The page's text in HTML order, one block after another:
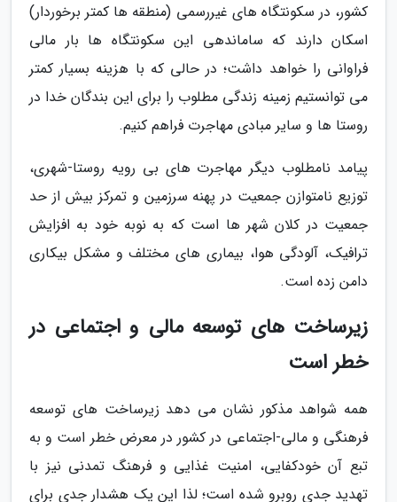
کشور، در سکونتگاه های غیررسمی (منطقه ها کمتر برخوردار)
اسکان دارند که ساماندهی این سکونتگاه ها بار مالی
فراوانی را خواهد داشت؛ در حالی که با هزینه بسیار کمتر
می توانستیم زمینه زندگی مطلوب را برای این بندگان خدا در
روستا ها و سایر مبادی مهاجرت فراهم کنیم.
پیامد نامطلوب دیگر مهاجرت های بی رویه روستا-شهری،
توزیع نامتوازن جمعیت در پهنه سرزمین و تمرکز بیش از حد
جمعیت در کلان شهر ها است که به نوبه خود به افزایش
ترافیک، آلودگی هوا، بیماری های مختلف و مشکل بیکاری
دامن زده است.
زیرساخت های توسعه مالی و اجتماعی در
خطر است
همه شواهد مذکور نشان می دهد زیرساخت های توسعه
فرهنگی و مالی-اجتماعی در کشور در معرض خطر است و به
تبع آن خودکفایی، امنیت غذایی و فرهنگ تمدنی نیز با
تهدید جدی روبرو شده است؛ لذا این یک هشدار جدی برای